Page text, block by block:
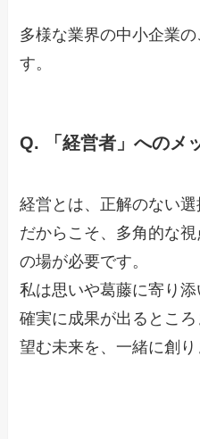
多様な業界の中小企業
す。
Q. 「経営者」へのメ
経営とは、正解のない選
だからこそ、多角的な
の場が必要です。
私は思いや葛藤に寄り添
確実に成果が出るところ
望む未来を、一緒に創り